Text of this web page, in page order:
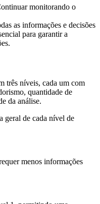
monitorando o
as informações e decisões
para garantir a
três níveis, cada um com
quantidade de
da análise.
geral de cada nível de
menos informações